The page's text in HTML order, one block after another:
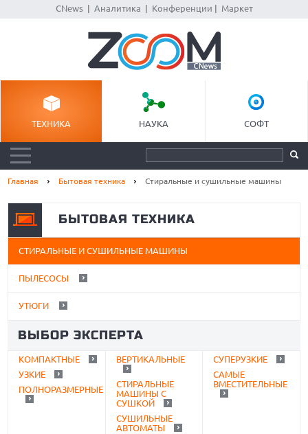
CNews| Аналитика Конференции Маркет
ТЕХНИКА НАУКА СОФТ
Главная Бытовая техника Стиральные и сушильные машины
БЫТОВАЯ ТЕХНИКА
СТИРАЛЬНЫЕ И СУШИЛЬНЫЕ МАШИНЫ
ПЫЛЕСОСЫ
УТЮГИ
ВЫБОР ЭКСПЕРТА
КОМПАКТНЫЕ
УЗКИЕ
ПОЛНОРАЗМЕРНЫЕ
ВЕРТИКАЛЬНЫЕ
СТИРАЛЬНЫЕ
МАШИНЫ С
СУШКОЙ
СУШИЛЬНЫЕ
АВТОМАТЫ
СУПЕРУЗКИЕ
САМЫЕ
ВМЕСТИТЕЛЬНЫЕ